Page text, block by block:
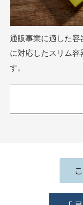
通販事業に適した容
に対応したスリム容
す。